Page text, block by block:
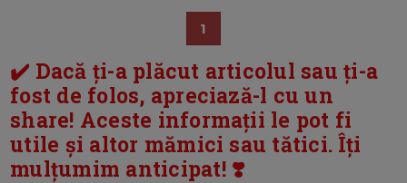
1
✔️ Dacă ți-a plăcut articolul sau ți-a
fost de folos, apreciază-l cu un
share! Aceste informații le pot fi
utile și altor mămici sau tătici. Îți
mulțumim anticipat! ❣️